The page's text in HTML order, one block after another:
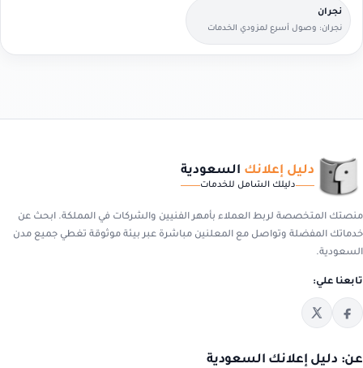
نجران
نجران: وصول أسرع لمزودي الخدمات
القريبين منك.
دليل إعلانك السعودية
دليلك الشامل للخدمات
منصتك المتخصصة لربط العملاء بأمهر الفنيين والشركات في المملكة. ابحث عن
خدماتك المفضلة وتواصل مع المعلنين مباشرة عبر بيئة موثوقة تغطي جميع مدن
السعودية.
تابعنا علي:
عن: دليل إعلانك السعودية